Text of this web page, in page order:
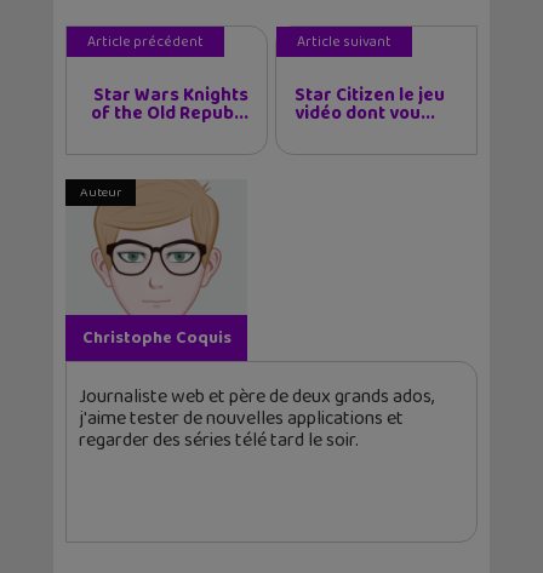
Article précédent
Star Wars Knights
of the Old Repub...
Article suivant
Star Citizen le jeu
vidéo dont vou...
Auteur
Christophe Coquis
Journaliste web et père de deux grands ados,
j'aime tester de nouvelles applications et
regarder des séries télé tard le soir.